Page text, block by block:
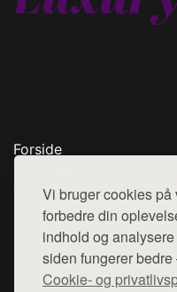
Vi bruger cookies
forbedre din
indhold og
siden fungerer
Cookie- og
Forside
Top Rabatter
Kontakt